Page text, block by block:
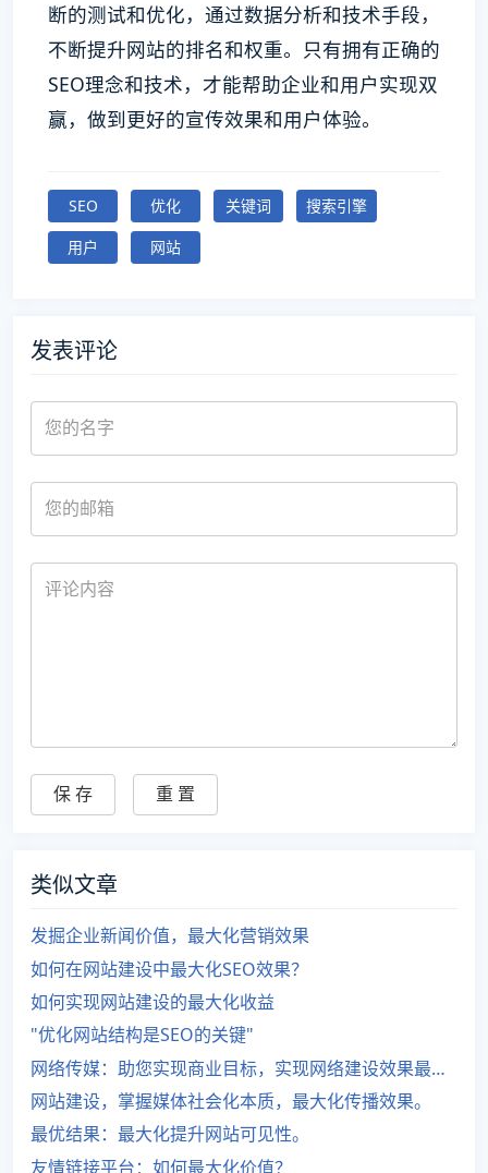
断的测试和优化，通过数据分析和技术手段，
不断提升网站的排名和权重。只有拥有正确的
SEO理念和技术，才能帮助企业和用户实现双
赢，做到更好的宣传效果和用户体验。
SEO 优化 关键词
搜索引擎
用户
网站
发表评论
类似文章
发掘企业新闻价值，最大化营销效果
如何在网站建设中最大化SEO效果？
如何实现网站建设的最大化收益
"优化网站结构是SEO的关键"
网络传媒：助您实现商业目标，实现网络建设效果最大化。
网站建设，掌握媒体社会化本质，最大化传播效果。
最优结果：最大化提升网站可见性。
友情链接平台：如何最大化价值？